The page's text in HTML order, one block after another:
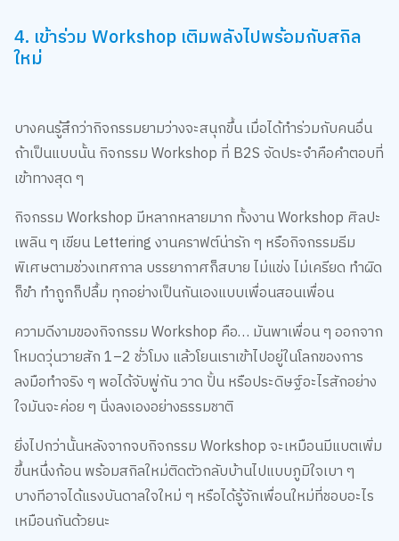
4. เข้าร่วม Workshop เติมพลังไปพร้อมกับสกิล
ใหม่
บางคนรู้สึกว่ากิจกรรมยามว่างจะสนุกขึ้น เมื่อได้ทำร่วมกับคนอื่น
ถ้าเป็นแบบนั้น กิจกรรม Workshop ที่ B2S จัดประจำคือคำตอบที่
เข้าทางสุด ๆ
กิจกรรม Workshop มีหลากหลายมาก ทั้งงาน Workshop ศิลปะ
เพลิน ๆ เขียน Lettering งานคราฟต์น่ารัก ๆ หรือกิจกรรมธีม
พิเศษตามช่วงเทศกาล บรรยากาศก็สบาย ไม่แข่ง ไม่เครียด ทำผิด
ก็ขำ ทำถูกก็ปลื้ม ทุกอย่างเป็นกันเองแบบเพื่อนสอนเพื่อน
ความดีงามของกิจกรรม Workshop คือ… มันพาเพื่อน ๆ ออกจาก
โหมดวุ่นวายสัก 1–2 ชั่วโมง แล้วโยนเราเข้าไปอยู่ในโลกของการ
ลงมือทำจริง ๆ พอได้จับพู่กัน วาด ปั้น หรือประดิษฐ์อะไรสักอย่าง
ใจมันจะค่อย ๆ นิ่งลงเองอย่างธรรมชาติ
ยิ่งไปกว่านั้นหลังจากจบกิจกรรม Workshop จะเหมือนมีแบตเพิ่ม
ขึ้นหนึ่งก้อน พร้อมสกิลใหม่ติดตัวกลับบ้านไปแบบภูมิใจเบา ๆ
บางทีอาจได้แรงบันดาลใจใหม่ ๆ หรือได้รู้จักเพื่อนใหม่ที่ชอบอะไร
เหมือนกันด้วยนะ